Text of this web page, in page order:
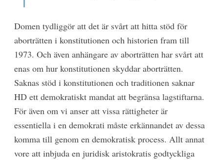
Domen tydliggör att det är svårt att hitta stöd för
aborträtten i konstitutionen och historien fram till
1973. Och även anhängare av aborträtten har svårt att
enas om hur konstitutionen skyddar aborträtten.
Saknas stöd i konstitutionen och traditionen saknar
HD ett demokratiskt mandat att begränsa lagstiftarna.
För även om vi anser att vissa rättigheter är
essentiella i en demokrati måste erkännandet av dessa
komma till genom en demokratisk process. Allt annat
vore att inbjuda en juridisk aristokratis godtyckliga